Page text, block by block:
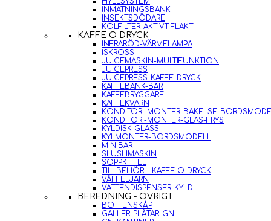
INMATNINGSBÄNK
INSEKTSDÖDARE
KOLFILTER-AKTIVT-FLÄKT
KAFFE O DRYCK
INFRARÖD-VÄRMELAMPA
ISKROSS
JUICEMASKIN-MULTIFUNKTION
JUICEPRESS
JUICEPRESS-KAFFE-DRYCK
KAFFEBÄNK-BAR
KAFFEBRYGGARE
KAFFEKVARN
KONDITORI-MONTER-BAKELSE-
KONDITORI-MONTER-GLAS-FRYS
KYLDISK-GLASS
KYLMONTER-BORDSMODELL
MINIBAR
SLUSHMASKIN
SOPPKITTEL
TILLBEHÖR - KAFFE O DRYCK
VÅFFELJÄRN
VATTENDISPENSER-KYLD
BEREDNING - ÖVRIGT
BOTTENSKÅP
GALLER-PLÅTAR-GN